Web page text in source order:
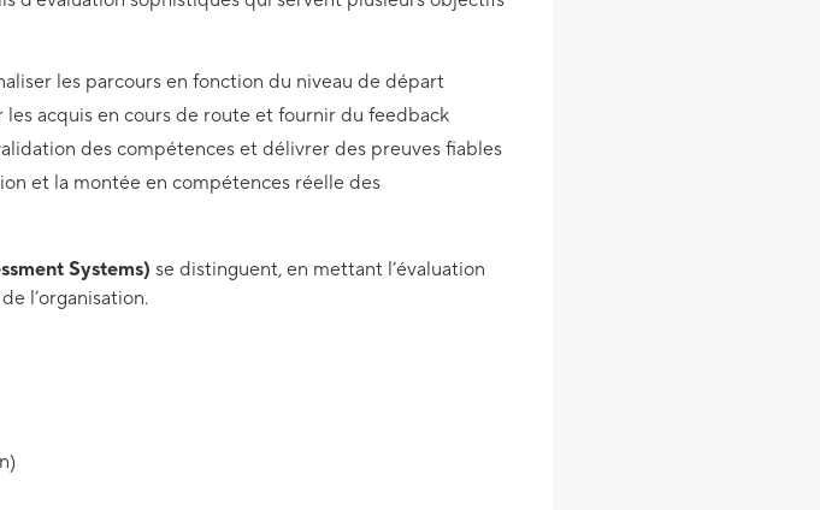
les parcours en fonction du niveau de départ
les acquis en cours de route et fournir du feedback
des compétences et délivrer des preuves fiables
et la montée en compétences réelle des
Systems) se distinguent, en mettant l’évaluation
l’organisation.